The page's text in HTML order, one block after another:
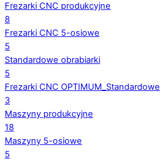
Frezarki CNC produkcyjne
8
Frezarki CNC 5-osiowe
5
Standardowe obrabiarki
5
Frezarki CNC OPTIMUM_Standardowe
3
Maszyny produkcyjne
18
Maszyny 5-osiowe
5